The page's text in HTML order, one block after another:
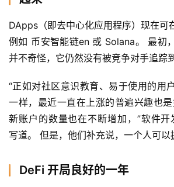
DApps（即去中心化应用程序）现在可
例如 币安智能链en 或 Solana。 最初
并不奇怪，它仍然没有被竞争对手追踪到
“正如对社区意识教育、易于使用的用
一样，最近一直在上涨的普遍兴趣也是
新账户的数量也在不断增加，”软件
写道。 但是，他们补充说，一个人可以
DeFi 开局良好的一年